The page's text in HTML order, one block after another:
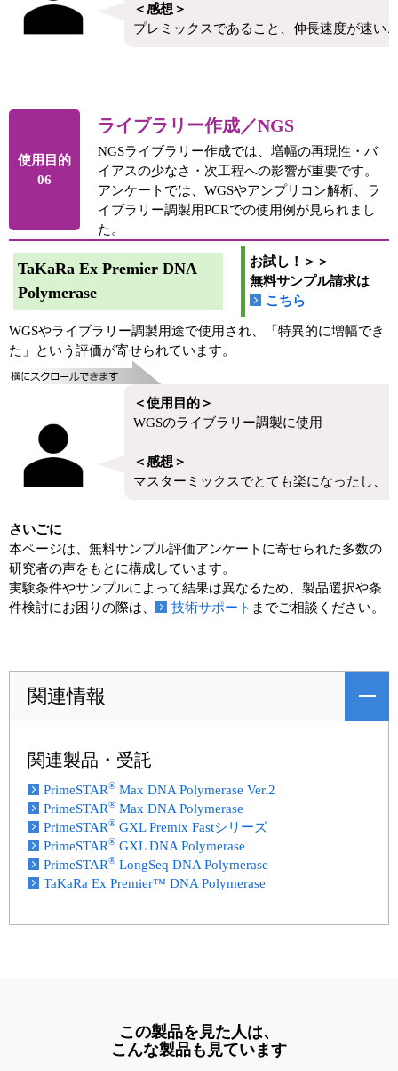
＜感想＞
プレミックスであること、伸長速度が速い
使用目的
06
ライブラリー作成／NGS
NGSライブラリー作成では、増幅の再現性・バ
イアスの少なさ・次工程への影響が重要です。
アンケートでは、WGSやアンプリコン解析、ラ
イブラリー調製用PCRでの使用例が見られまし
た。
TaKaRa Ex Premier DNA
Polymerase
お試し！＞＞
無料サンプル請求は
こちら
WGSやライブラリー調製用途で使用され、「特異的に増幅でき
た」という評価が寄せられています。
＜使用目的＞
WGSのライブラリー調製に使用
＜感想＞
マスターミックスでとても楽になったし、
さいごに
本ページは、無料サンプル評価アンケートに寄せられた多数の
研究者の声をもとに構成しています。
実験条件やサンプルによって結果は異なるため、製品選択や条
件検討にお困りの際は、
技術サポート までご相談ください。
関連情報
関連製品・受託
PrimeSTAR® Max DNA Polymerase Ver.2
PrimeSTAR® Max DNA Polymerase
PrimeSTAR® GXL Premix Fastシリーズ
PrimeSTAR® GXL DNA Polymerase
PrimeSTAR® LongSeq DNA Polymerase
TaKaRa Ex Premier™ DNA Polymerase
この製品を見た人は、
こんな製品も見ています